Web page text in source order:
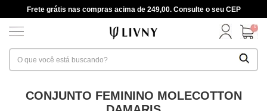
Frete grátis nas compras acima de 249,00. Consulte o seu CEP
0
CONJUNTO FEMININO MOLECOTTON